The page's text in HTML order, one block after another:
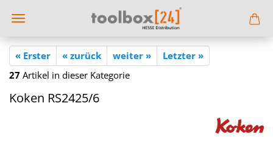
« Erster « zurück weiter »
Letzter »
27 Artikel in dieser Kategorie
Koken RS2425/6